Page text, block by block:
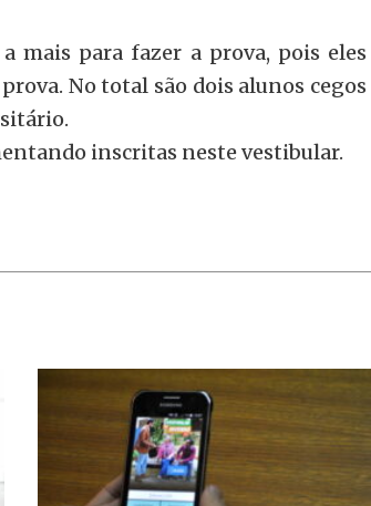
mais para fazer a prova, pois eles
No total são dois alunos cegos
inscritas neste vestibular.